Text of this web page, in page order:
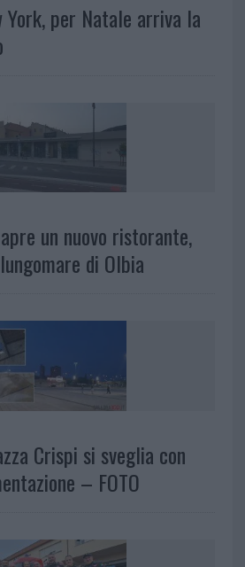
York, per Natale arriva la
un nuovo ristorante,
di Olbia
Crispi si sveglia con
– FOTO